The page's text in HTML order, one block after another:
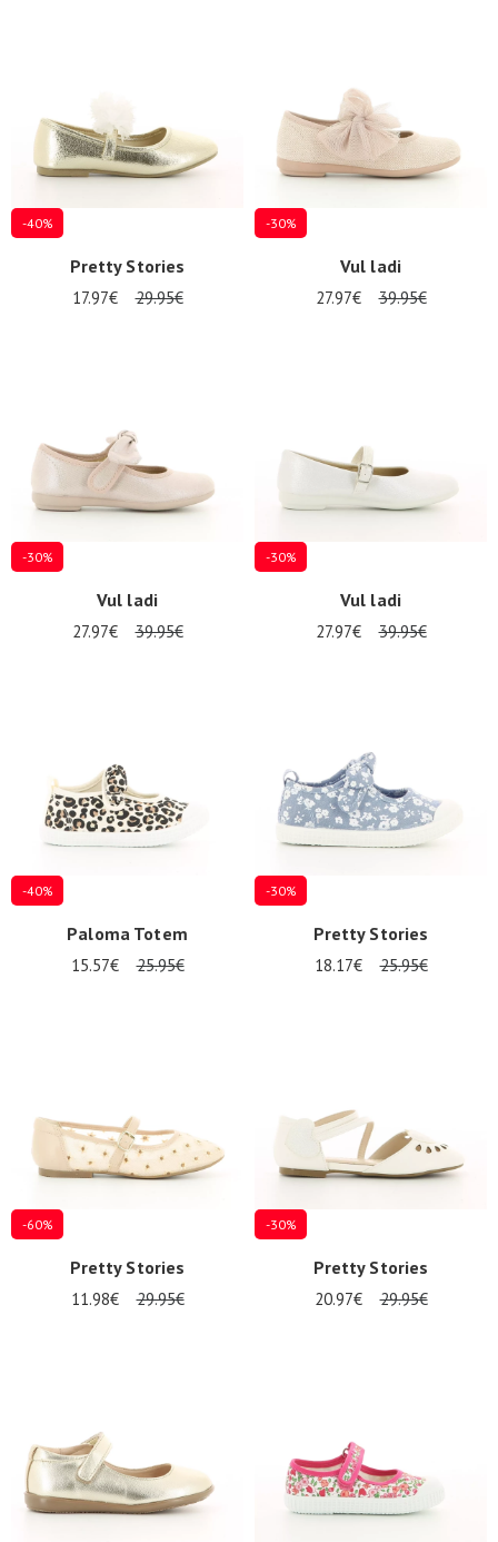
-40%
Pretty Stories
17.97€ 29.95€
-30%
Vul ladi
27.97€ 39.95€
-30%
Vul ladi
27.97€ 39.95€
-30%
Vul ladi
27.97€ 39.95€
-40%
Paloma Totem
15.57€ 25.95€
-30%
Pretty Stories
18.17€ 25.95€
-60%
Pretty Stories
11.98€ 29.95€
-30%
Pretty Stories
20.97€ 29.95€